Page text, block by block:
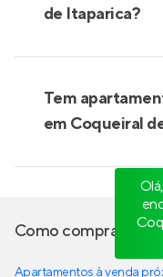
de Itaparica?
Tem
em Coqueiral
Como comprar um
Apartamentos à venda